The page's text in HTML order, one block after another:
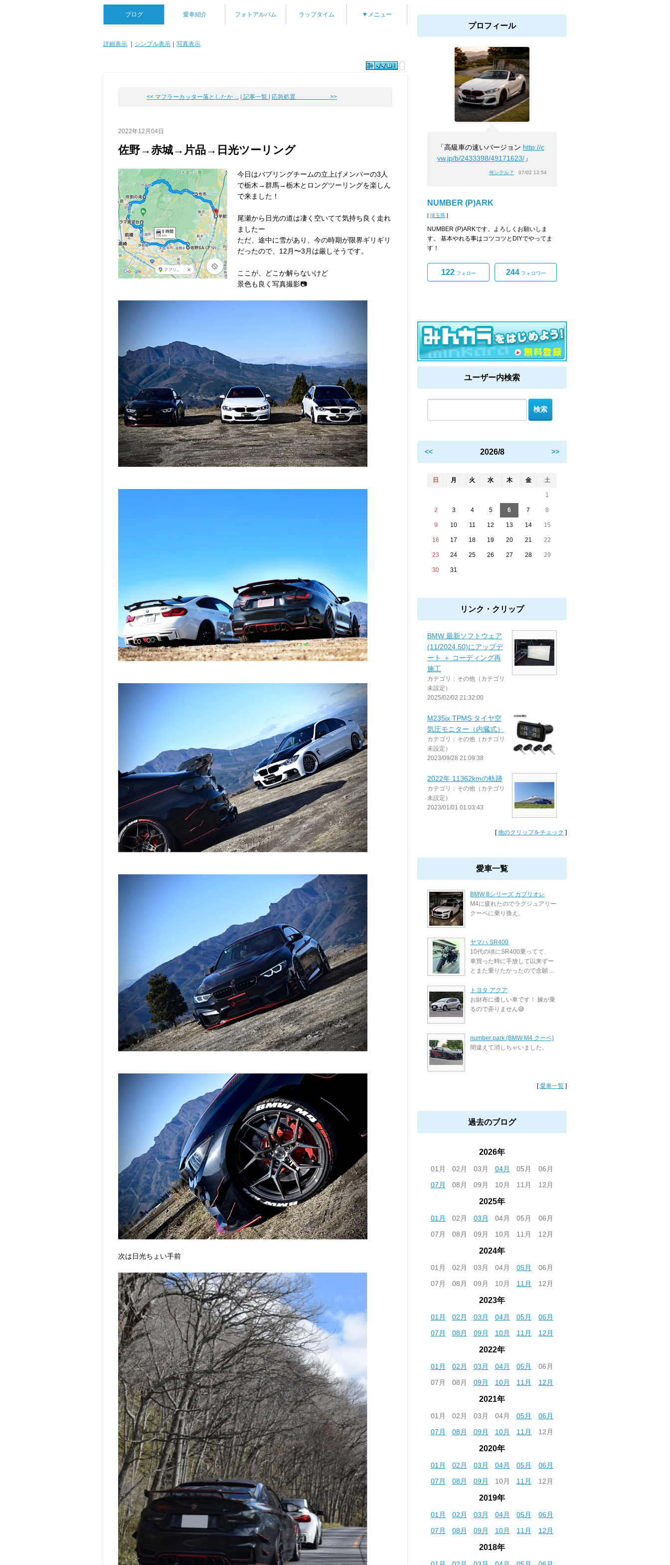
ブログ 愛車紹介 フォトアルバム ラップタイム ▼メニュー
詳細表示 シンプル表示 写真表示
<< マフラーカッター落としたか ... | 記事一覧 | 応急処置 >>
2022年12月04日
佐野→赤城→片品→日光ツーリング
今日はバブリングチームの立上げメンバーの3人
で栃木→群馬→栃木とロングツーリングを楽しん
で来ました！
尾瀬から日光の道は凄く空いてて気持ち良く走れ
ましたー
ただ、途中に雪があり、今の時期が限界ギリギリ
だったので、12月〜3月は厳しそうです。
ここが、どこか解らないけど
景色も良く写真撮影📷
次は日光ちょい手前
プロフィール
「高級車の速いバージョン http://c
vw.jp/b/2433398/49171623/ 」
何シテル？ 07/02 12:54
NUMBER (P)ARK
[ 埼玉県 ]
NUMBER (P)ARKです。よろしくお願いしま
す。 基本やれる事はコツコツとDIYでやってま
す！
122フォロー 244フォロワー
ユーザー内検索
<< 2026/8 >>
日 月 火 水 木 金 土
1
2 3 4 5 6 7 8
9 10 11 12 13 14 15
16 17 18 19 20 21 22
23 24 25 26 27 28 29
30 31
リンク・クリップ
BMW 最新ソフトウェア
(11/2024.50)にアップデ
ート ＋ コーディング再
施工
カテゴリ：その他（カテゴリ
未設定）
2025/02/02 21:32:00
M235ix TPMS タイヤ空
気圧モニター（内臓式）
カテゴリ：その他（カテゴリ
未設定）
2023/09/28 21:09:38
2022年 11362kmの軌跡
カテゴリ：その他（カテゴリ
未設定）
2023/01/01 01:03:43
[他のクリップをチェック ]
愛車一覧
BMW 8シリーズ カブリオレ
M4に疲れたのでラグジュアリー
クーペに乗り換え。
ヤマハ SR400
10代の頃にSR400乗ってて、
車買った時に手放して以来ずー
とまた乗りたかったので念願 ...
トヨタ アクア
お財布に優しい車です！ 嫁が乗
るので弄りません😅
number park (BMW M4 クーペ)
間違えて消しちゃいました。
[愛車一覧 ]
過去のブログ
2026年
01月 02月 03月 04月 05月
06月
07月
08月 09月 10月 11月 12月
2025年
01月 02月 03月 04月 05月
06月
07月
08月 09月 10月 11月 12月
2024年
01月 02月 03月 04月 05月
06月
07月
08月 09月 10月 11月 12月
2023年
01月 02月 03月 04月 05月
06月
07月
08月 09月 10月 11月 12月
2022年
01月 02月 03月 04月 05月
06月
07月
08月 09月 10月 11月 12月
2021年
01月 02月 03月 04月 05月
06月
07月
08月 09月 10月 11月 12月
2020年
01月 02月 03月 04月 05月
06月
07月
08月 09月 10月 11月 12月
2019年
01月 02月 03月 04月 05月
06月
07月
08月 09月 10月 11月 12月
2018年